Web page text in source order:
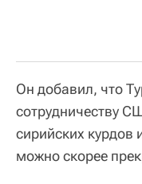
Он добавил, что
сотрудничеству
сирийских курдов
можно скорее